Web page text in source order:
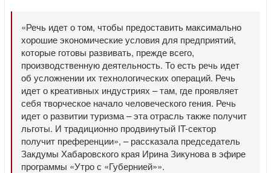
«Речь идет о том, чтобы предоставить максимально
хорошие экономические условия для предприятий,
которые готовы развивать, прежде всего,
производственную деятельность. То есть речь идет
об усложнении их технологических операций. Речь
идет о креативных индустриях – там, где проявляет
себя творческое начало человеческого гения. Речь
идет о развитии туризма – эта отрасль также получит
льготы. И традиционно продвинутый IT-сектор
получит преференции», – рассказала председатель
Закдумы Хабаровского края Ирина Зикунова в эфире
программы «Утро с «Губернией»».